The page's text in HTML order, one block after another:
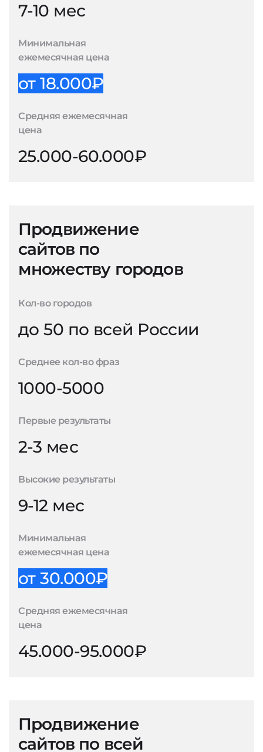
7-10 мес
Минимальная
ежемесячная цена
от 18.000₽
Средняя ежемесячная
цена
25.000-60.000₽
Продвижение
сайтов по
множеству городов
Кол-во городов
до 50 по всей России
Среднее кол-во фраз
1000-5000
Первые результаты
2-3 мес
Высокие результаты
9-12 мес
Минимальная
ежемесячная цена
от 30.000₽
Средняя ежемесячная
цена
45.000-95.000₽
Продвижение
сайтов по всей